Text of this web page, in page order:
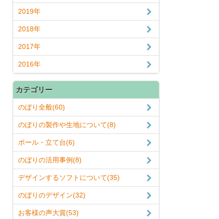
2019年
2018年
2017年
2016年
カテゴリー
のぼり全般(60)
のぼりの製作や生地について(8)
ポール・立て台(6)
のぼりの活用事例(8)
デザインするソフトについて(35)
のぼりのデザイン(32)
お客様の声大賞(53)